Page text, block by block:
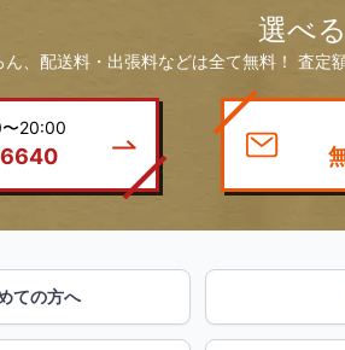
選べる
、配送料・出張料などは全て無料！ 査
20:00
ての方へ